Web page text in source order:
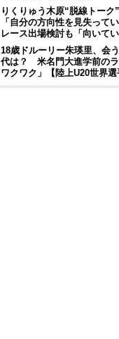
りくりゅう木原“脱線トーク
「自分の方向性を見失っ
レース出場検討も「向いてい
18歳ドルーリー朱瑛里、会
代は？ 米名門大進学前の
ワクワク」【陸上U20世界選